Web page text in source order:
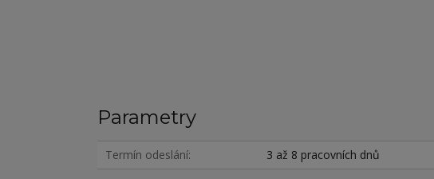
Parametry
Termín odeslání 3 až 8 pracovních dnů